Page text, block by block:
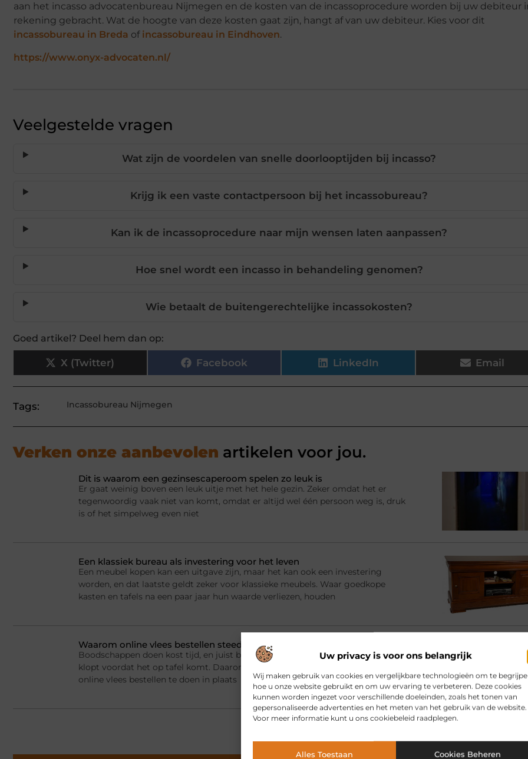
Uw privacy is voor ons belangrijk
Wij maken gebruik van cookies en vergelijkbare technologieën om te
hoe u onze website gebruikt en om uw ervaring te verbeteren. Deze cookies
kunnen worden ingezet voor verschillende doeleinden, zoals het tonen van
gepersonaliseerde advertenties en het meten van het gebruik van de website.
Voor meer informatie kunt u ons cookiebeleid raadplegen.
Alles Toestaan Cookies Beheren
aan het incasso advocatenbureau Nijmegen en de kosten van de incassoprocedure worden bij uw debiteur
rekening gebracht. Wat de hoogte van deze kosten gaat zijn, hangt af van uw debiteur. Kies voor dit
incassobureau in Breda of incassobureau in Eindhoven.
https://www.onyx-advocaten.nl/
Veelgestelde vragen
Wat zijn de voordelen van snelle doorlooptijden bij incasso?
Krijg ik een vaste contactpersoon bij het incassobureau?
Kan ik de incassoprocedure naar mijn wensen laten aanpassen?
Hoe snel wordt een incasso in behandeling genomen?
Wie betaalt de buitengerechtelijke incassokosten?
Goed artikel? Deel hem dan op:
X (Twitter) Facebook LinkedIn Email
Tags: Incassobureau Nijmegen
Verken onze aanbevolen artikelen voor jou.
Dit is waarom een gezinsescaperoom spelen zo leuk is
Er gaat weinig boven een leuk uitje met het hele gezin. Zeker omdat het er
tegenwoordig vaak niet van komt, omdat er altijd wel één persoon weg is, druk
is of het simpelweg even niet
Een klassiek bureau als investering voor het leven
Een meubel kopen kan een uitgave zijn, maar het kan ook een investering
worden, en dat laatste geldt zeker voor klassieke meubels. Waar goedkope
kasten en tafels na een paar jaar hun waarde verliezen, houden
Waarom online vlees bestellen steeds gewoner wordt
Boodschappen doen kost tijd, en juist bij vlees wilt u zeker weten dat de kwaliteit
klopt voordat het op tafel komt. Daarom kiezen steeds meer mensen ervoor om
online vlees bestellen te doen in plaats